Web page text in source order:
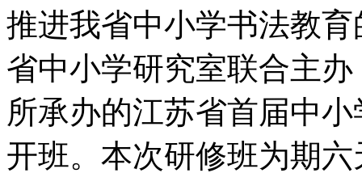
推进我省中小学书法教
省中小学研究室联合主
所承办的江苏省首届中
开班。本次研修班为期